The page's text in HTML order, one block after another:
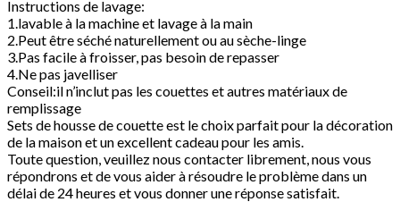
Instructions de lavage:
1.lavable à la machine et lavage à la main
2.Peut être séché naturellement ou au sèche-linge
3.Pas facile à froisser, pas besoin de repasser
4.Ne pas javelliser
Conseil:il n’inclut pas les couettes et autres matériaux de
remplissage
Sets de housse de couette est le choix parfait pour la décoration
de la maison et un excellent cadeau pour les amis.
Toute question, veuillez nous contacter librement, nous vous
répondrons et de vous aider à résoudre le problème dans un
délai de 24 heures et vous donner une réponse satisfait.